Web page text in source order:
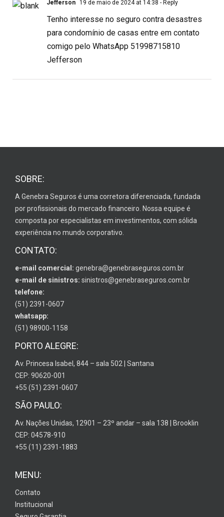
Jefferson 19 de maio de 2024 at 14:38 - Reply
Tenho interesse no seguro contra desastres
para condomínio de casas entre em contato
comigo pelo WhatsApp 51998715810
Jefferson
SOBRE:
A Genebra Seguros é uma corretora diferenciada, fundada
por profissionais do mercado financeiro. Nossa equipe é
composta por especialistas em investimentos, com sólida
experiência no mundo corporativo.
CONTATO:
e-mail comercial: genebra@genebraseguros.com.br
e-mail de sinistros: sinistros@genebraseguros.com.br
telefone:
(51) 2391-0607
whatsapp:
(51) 98900-1158
PORTO ALEGRE:
Av. Princesa Isabel, 844 – sala 502 | Santana
CEP: 90620-001
+55 (51) 2391-0607
SÃO PAULO:
Av. Nações Unidas, 12901 – 23º andar – sala 138 | Brooklin
CEP: 04578-910
+55 (11) 2391-1883
MENU:
Contato
Institucional